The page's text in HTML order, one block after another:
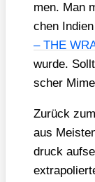
men. Man
chen
– THE
wur­de.
scher
Zurück
aus
druck